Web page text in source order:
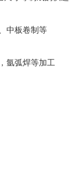
中板卷制等
氩弧焊等加工